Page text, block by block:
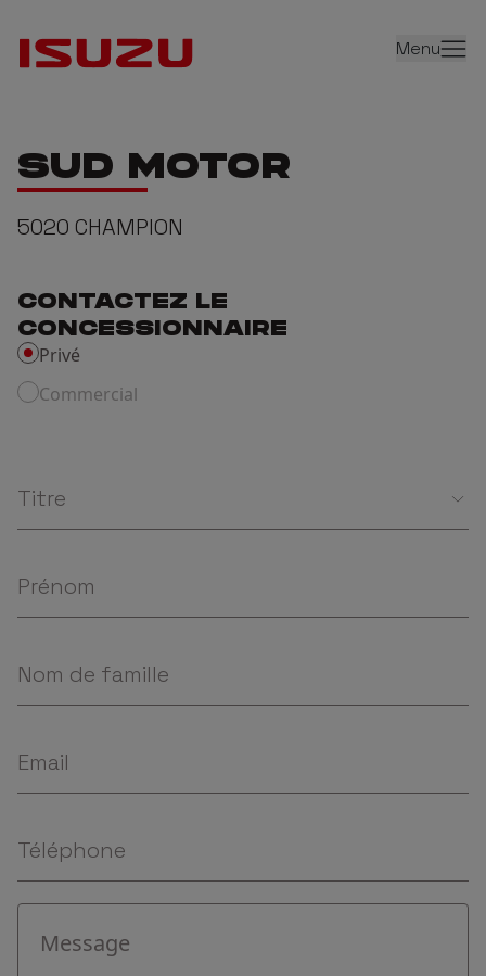
Menu
SUD MOTOR
5020 CHAMPION
CONTACTEZ LE
CONCESSIONNAIRE
Privé
Commercial
Titre